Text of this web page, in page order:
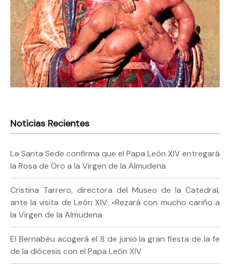
Noticias Recientes
La Santa Sede confirma que el Papa León XIV entregará
la Rosa de Oro a la Virgen de la Almudena
Cristina Tarrero, directora del Museo de la Catedral,
ante la visita de León XIV: «Rezará con mucho cariño a
la Virgen de la Almudena
El Bernabéu acogerá el 8 de junio la gran fiesta de la fe
de la diócesis con el Papa León XIV